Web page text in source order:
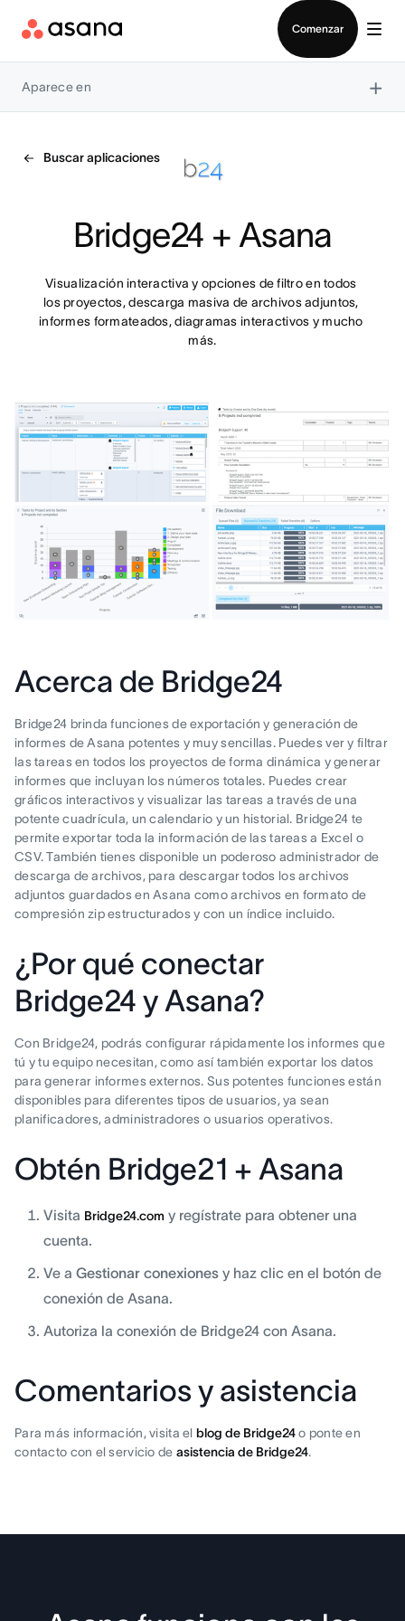
Comenzar
Aparece en ×
Buscar aplicaciones
Bridge24 + Asana
Visualización interactiva y opciones de filtro en todos
los proyectos, descarga masiva de archivos adjuntos,
informes formateados, diagramas interactivos y mucho
más.
Acerca de Bridge24
Bridge24 brinda funciones de exportación y generación de
informes de Asana potentes y muy sencillas. Puedes ver y filtrar
las tareas en todos los proyectos de forma dinámica y generar
informes que incluyan los números totales. Puedes crear
gráficos interactivos y visualizar las tareas a través de una
potente cuadrícula, un calendario y un historial. Bridge24 te
permite exportar toda la información de las tareas a Excel o
CSV. También tienes disponible un poderoso administrador de
descarga de archivos, para descargar todos los archivos
adjuntos guardados en Asana como archivos en formato de
compresión zip estructurados y con un índice incluido.
¿Por qué conectar
Bridge24 y Asana?
Con Bridge24, podrás configurar rápidamente los informes que
tú y tu equipo necesitan, como así también exportar los datos
para generar informes externos. Sus potentes funciones están
disponibles para diferentes tipos de usuarios, ya sean
planificadores, administradores o usuarios operativos.
Obtén Bridge21 + Asana
Visita Bridge24.com y regístrate para obtener una
cuenta.
Ve a Gestionar conexiones y haz clic en el botón de
conexión de Asana.
Autoriza la conexión de Bridge24 con Asana.
Comentarios y asistencia
Para más información, visita el blog de Bridge24o ponte en
contacto con el servicio de asistencia de Bridge24.